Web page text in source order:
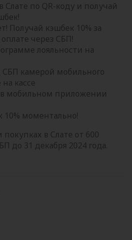
по QR-коду и получай
Получай кэшбек 10% за
через СБП!
лояльности на
СБП камерой мобильного
кассе
мобильном приложении
10% моментально!
в Слате от 600
до 31 декабря 2024 года.